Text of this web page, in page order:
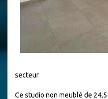
secteur.
Ce studio non meublé de